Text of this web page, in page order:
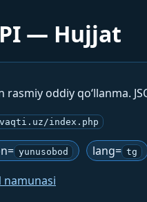
— Hujjat
rasmiy oddiy qo‘llanma.
index.php
yunusobod lang= tg
namunasi